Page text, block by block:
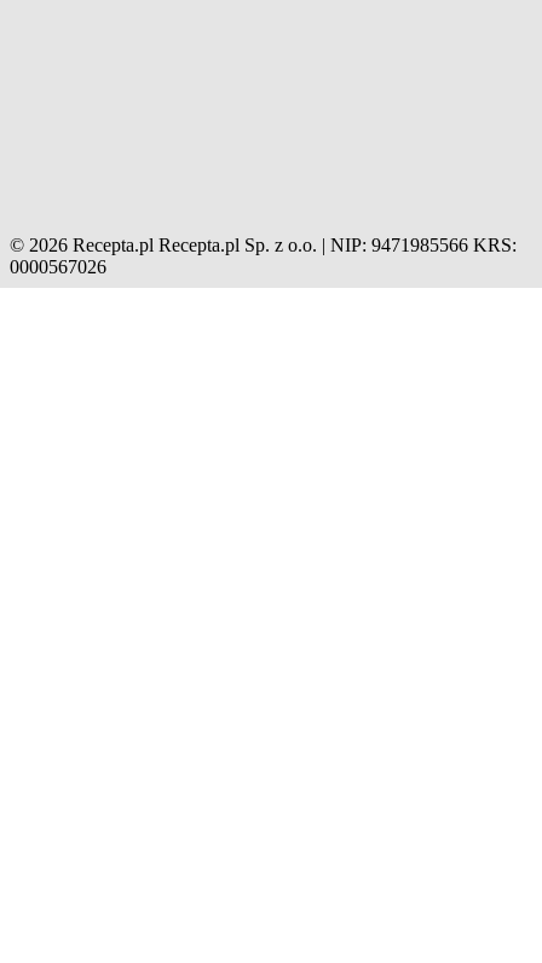
© 2026 Recepta.pl Recepta.pl Sp. z o.o. | NIP: 9471985566 KRS:
0000567026